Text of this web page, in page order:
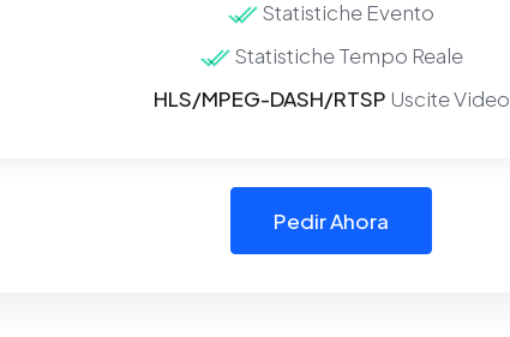
Statistiche Evento
Statistiche Tempo Reale
HLS/MPEG-DASH/RTSP Uscite Video
Pedir Ahora